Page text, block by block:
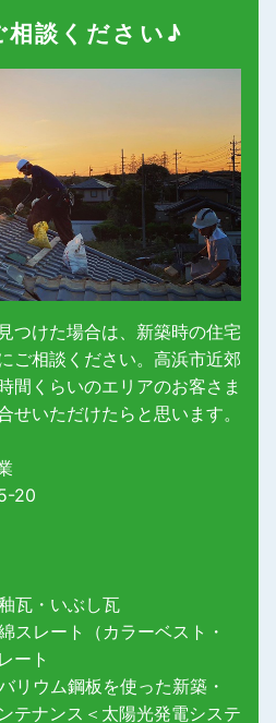
相談ください♪
つけた場合は、新築時の住宅
ご相談ください。高浜市近郊
間くらいのエリアのお客さま
せいただけたらと思います。
20
瓦・いぶし瓦
スレート（カラーベスト・
ート
リウム鋼板を使った新築・
テナンス＜太陽光発電システ